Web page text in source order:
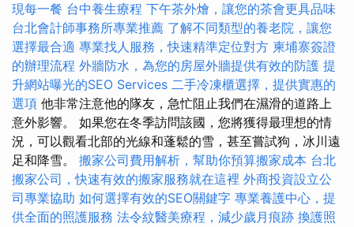
現每一餐 台中養生療程 下午茶外燴，讓您的茶會更具品味
台北會計師事務所專業推薦 了解不同類型的養老院，讓您
選擇最合適 專業找人服務，快速精準定位對方 柬埔寨簽證
的辦理流程 外牆防水，為您的房屋外牆提供有效的防護 提
升網站曝光的SEO Services 二手冷凍櫃選擇，提供實惠的
選項 他非常注意他的隊友，急忙阻止我們在濕滑的道路上
意外影響。 如果您在冬季訪問該國，您將獲得最理想的情
況，可以觀看北部的光線和蓬鬆的雪，甚至嘗試狗，冰川遠
足和降雪。 搬家公司費用解析，幫助你預算搬家成本 台北
搬家公司，快速有效的搬家服務就在這裡 外商投資設立公
司專業協助 如何選擇有效的SEO關鍵字 專業養護中心，提
供全面的照護服務 法令紋醫美療程，減少歲月痕跡 換護照